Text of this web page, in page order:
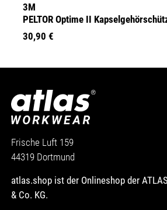
3M
PELTOR Optime II
30,90 €
Frische Luft 159
44319 Dortmund
atlas.shop ist der Onlineshop der
& Co. KG.